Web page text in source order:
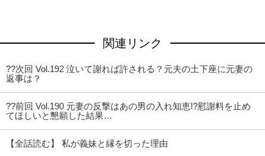
関連リンク
??次回 Vol.192 泣いて謝れば許される？元夫の土下座に元妻の
返事は？
??前回 Vol.190 元妻の反撃はあの男の入れ知恵!?慰謝料を止め
てほしいと懇願した結果…
【全話読む】 私が義妹と縁を切った理由